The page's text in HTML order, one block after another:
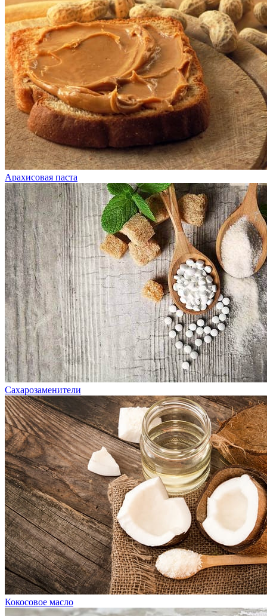
Арахисовая паста
Сахарозаменители
Кокосовое масло